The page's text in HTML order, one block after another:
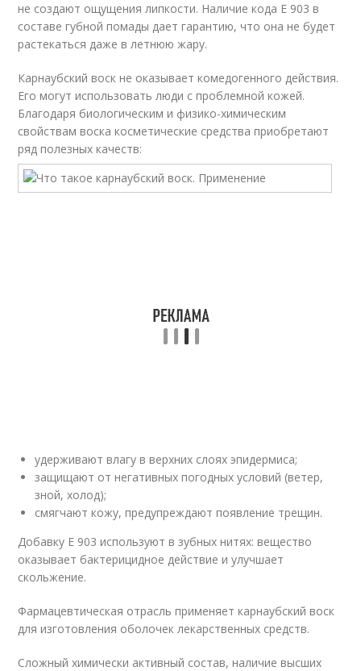
не создают ощущения липкости. Наличие кода E 903 в
составе губной помады дает гарантию, что она не будет
растекаться даже в летнюю жару.
Карнаубский воск не оказывает комедогенного действия.
Его могут использовать люди с проблемной кожей.
Благодаря биологическим и физико-химическим
свойствам воска косметические средства приобретают
ряд полезных качеств:
удерживают влагу в верхних слоях эпидермиса;
защищают от негативных погодных условий (ветер,
зной, холод);
смягчают кожу, предупреждают появление трещин.
Добавку Е 903 используют в зубных нитях: вещество
оказывает бактерицидное действие и улучшает
скольжение.
Фармацевтическая отрасль применяет карнаубский воск
для изготовления оболочек лекарственных средств.
Сложный химически активный состав, наличие высших